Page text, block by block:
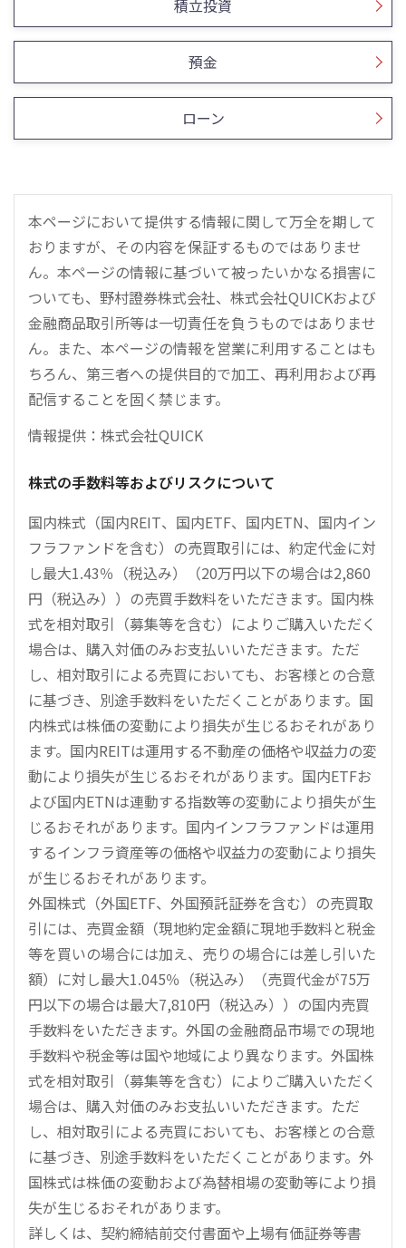
積立投資
預金
ローン
本ページにおいて提供する情報に関して万全を期して
おりますが、その内容を保証するものではありませ
ん。本ページの情報に基づいて被ったいかなる損害に
ついても、野村證券株式会社、株式会社QUICKおよび
金融商品取引所等は一切責任を負うものではありませ
ん。また、本ページの情報を営業に利用することはも
ちろん、第三者への提供目的で加工、再利用および再
配信することを固く禁じます。
情報提供：株式会社QUICK
株式の手数料等およびリスクについて
国内株式（国内REIT、国内ETF、国内ETN、国内イン
フラファンドを含む）の売買取引には、約定代金に対
し最大1.43％（税込み）（20万円以下の場合は2,860
円（税込み））の売買手数料をいただきます。国内株
式を相対取引（募集等を含む）によりご購入いただく
場合は、購入対価のみお支払いいただきます。ただ
し、相対取引による売買においても、お客様との合意
に基づき、別途手数料をいただくことがあります。国
内株式は株価の変動により損失が生じるおそれがあり
ます。国内REITは運用する不動産の価格や収益力の変
動により損失が生じるおそれがあります。国内ETFお
よび国内ETNは連動する指数等の変動により損失が生
じるおそれがあります。国内インフラファンドは運用
するインフラ資産等の価格や収益力の変動により損失
が生じるおそれがあります。
外国株式（外国ETF、外国預託証券を含む）の売買取
引には、売買金額（現地約定金額に現地手数料と税金
等を買いの場合には加え、売りの場合には差し引いた
額）に対し最大1.045％（税込み）（売買代金が75万
円以下の場合は最大7,810円（税込み））の国内売買
手数料をいただきます。外国の金融商品市場での現地
手数料や税金等は国や地域により異なります。外国株
式を相対取引（募集等を含む）によりご購入いただく
場合は、購入対価のみお支払いいただきます。ただ
し、相対取引による売買においても、お客様との合意
に基づき、別途手数料をいただくことがあります。外
国株式は株価の変動および為替相場の変動等により損
失が生じるおそれがあります。
詳しくは、契約締結前交付書面や上場有価証券等書